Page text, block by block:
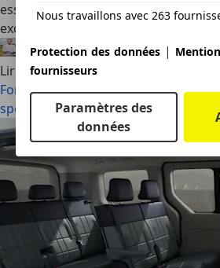
essence, tandis que la Black Edition
exclusive à l’électrique Gen-E.
Félix Bouland·06/08/2026 ·2 min
Lire la suite
Ford soigne sa Puma avec deux
spéciales (2026)
Nous travaillons avec 263
Protection des données |
fournisseurs
Paramètres des
données